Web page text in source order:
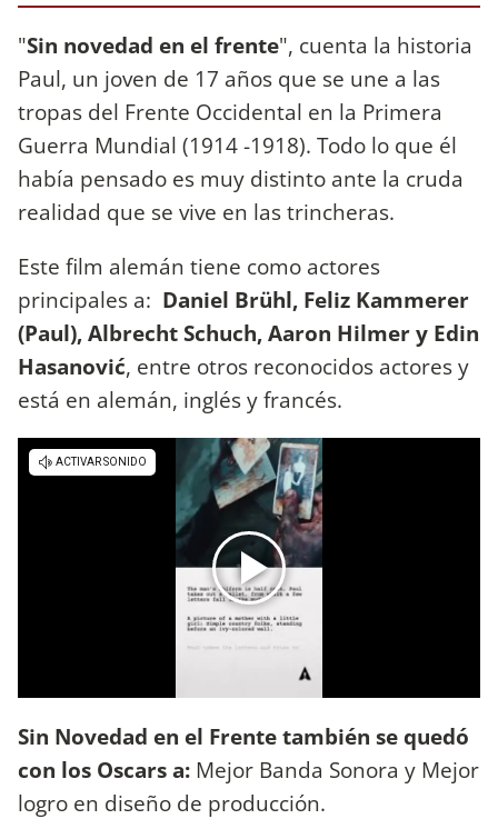
"Sin novedad en el frente", cuenta la historia
Paul, un joven de 17 años que se une a las
tropas del Frente Occidental en la Primera
Guerra Mundial (1914 -1918). Todo lo que él
había pensado es muy distinto ante la cruda
realidad que se vive en las trincheras.
Este film alemán tiene como actores
principales a: Daniel Brühl, Feliz Kammerer
(Paul), Albrecht Schuch, Aaron Hilmer y Edin
Hasanović, entre otros reconocidos actores y
está en alemán, inglés y francés.
Sin Novedad en el Frente también se quedó
con los Oscars a: Mejor Banda Sonora y Mejor
logro en diseño de producción.